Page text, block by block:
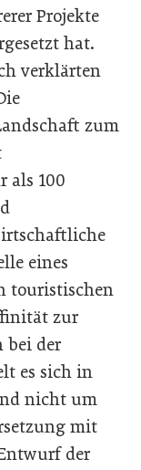
Projekte
hat.
verklärten
zum
als 100
eines
touristischen
zur
bei der
es sich in
nicht um
mit
der